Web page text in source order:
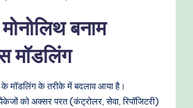
बनाम
मॉडलिंग
के मॉडलिंग के तरीके में बदलाव आया है।
को अक्सर परत (कंट्रोलर, सेवा, रिपॉजिटरी)